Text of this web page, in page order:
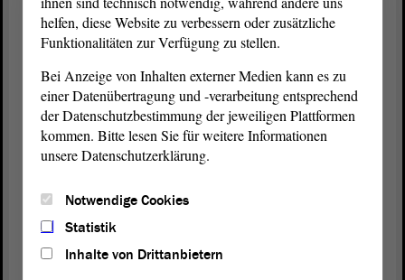
In der Landes-Regierung sind
die Minister von Sachsen-Anhalt.
Minister sind Fachleute.
Es gibt zum Beispiel:
helfen, diese Website zu verbessern oder zusätzliche
Funktionalitäten zur Verfügung zu stellen.
Bei Anzeige von Inhalten externer Medien kann es zu
einer Datenübertragung und -verarbeitung entsprechend
der Datenschutzbestimmung der jeweiligen Plattformen
kommen. Bitte lesen Sie für weitere Informationen
unsere Datenschutzerklärung.
Notwendige Cookies
Statistik
Inhalte von Drittanbietern